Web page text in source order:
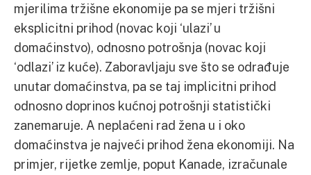
mjerilima tržišne ekonomije pa se mjeri tržišni
eksplicitni prihod (novac koji ‘ulazi’ u
domaćinstvo), odnosno potrošnja (novac koji
‘odlazi’ iz kuće). Zaboravljaju sve što se odrađuje
unutar domaćinstva, pa se taj implicitni prihod
odnosno doprinos kućnoj potrošnji statistički
zanemaruje. A neplaćeni rad žena u i oko
domaćinstva je najveći prihod žena ekonomiji. Na
primjer, rijetke zemlje, poput Kanade, izračunale